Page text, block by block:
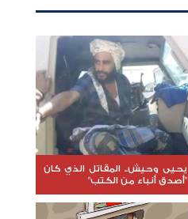
يحيى وحيش.. المقاتل الذي كان
"أصدق أنباء من الكتب"